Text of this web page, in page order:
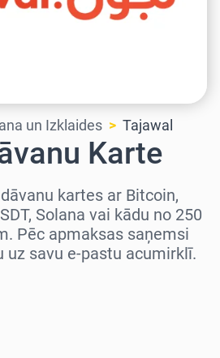
un Izklaides Tajawal
Karte
kartes ar Bitcoin,
Solana vai kādu no 250
Pēc apmaksas saņemsi
uz savu e-pastu acumirklī.